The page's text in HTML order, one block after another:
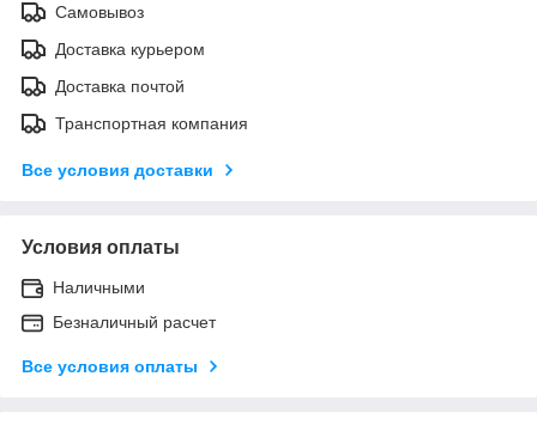
Самовывоз
Доставка курьером
Доставка почтой
Транспортная компания
Все условия доставки
Условия оплаты
Наличными
Безналичный расчет
Все условия оплаты